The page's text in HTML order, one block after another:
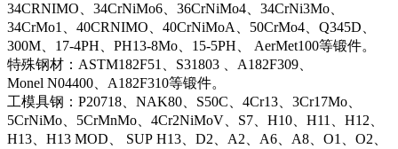
34CRNIMO、34CrNiMo6、36CrNiMo4、34CrNi3Mo、
34CrMo1、40CRNIMO、40CrNiMoA、50CrMo4、Q345D、
300M、17-4PH、PH13-8Mo、15-5PH、 AerMet100等锻件。
特殊钢材：ASTM182F51、S31803 、A182F309、
Monel N04400、A182F310等锻件。
工模具钢：P20718、NAK80、S50C、4Cr13、3Cr17Mo、
5CrNiMo、5CrMnMo、4Cr2NiMoV、S7、H10、H11、H12、
H13、H13 MOD、 SUP H13、D2、A2、A6、A8、O1、O2、